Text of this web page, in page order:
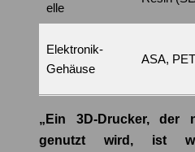
elle
Elektronik-
Gehäuse
ASA,
„Ein 3D-Drucker, der
genutzt wird, ist